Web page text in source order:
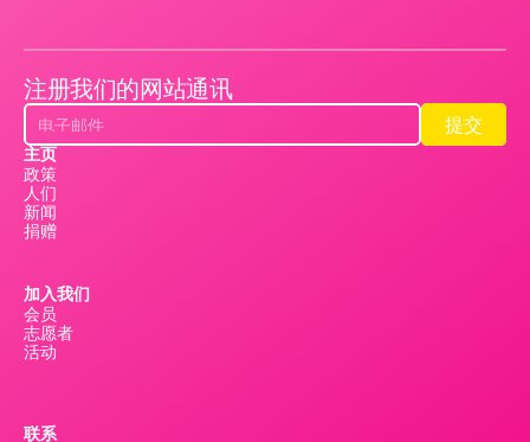
注册我们的网站通讯
提交
提交
主页
政策
人们
新闻
捐赠
加入我们
会员
志愿者
活动
联系